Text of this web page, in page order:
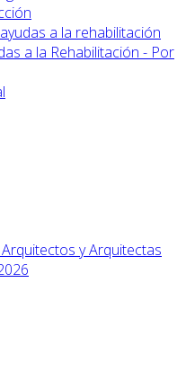
a la rehabilitación
a la Rehabilitación - Por
y Arquitectas